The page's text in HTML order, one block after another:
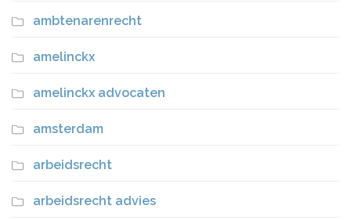
ambtenarenrecht
amelinckx
amelinckx advocaten
amsterdam
arbeidsrecht
arbeidsrecht advies